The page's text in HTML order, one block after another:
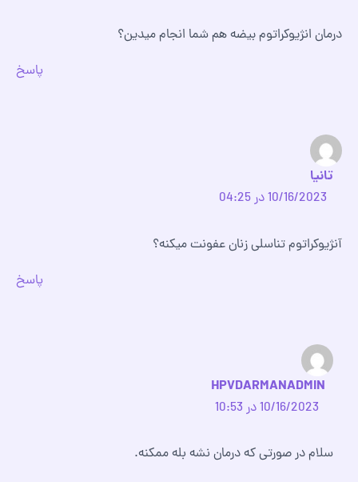
درمان انژیوکراتوم بیضه هم شما انجام میدین؟
پاسخ
تانیا
10/16/2023 در 04:25
آنژیوکراتوم تناسلی زنان عفونت میکنه؟
پاسخ
HPVDARMANADMIN
10/16/2023 در 10:53
سلام در صورتی که درمان نشه بله ممکنه.